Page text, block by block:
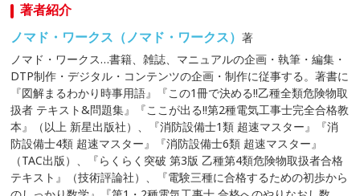
著者紹介
ノマド・ワークス（ノマド・ワークス）著
ノマド・ワークス…書籍、雑誌、マニュアルの企画・執筆・編集・
DTP制作・デジタル・コンテンツの企画・制作に従事する。著書に
『図解まるわかり時事用語』『この1冊で決める!!乙種全類危険物取
扱者 テキスト&問題集』『ここが出る!!第2種電気工事士完全合格教
本』（以上 新星出版社）、『消防設備士1類 超速マスター』『消
防設備士4類 超速マスター』『消防設備士6類 超速マスター』
（TAC出版）、『らくらく突破 第3版 乙種第4類危険物取扱者合格
テキスト』（技術評論社）、『電験三種に合格するための初歩から